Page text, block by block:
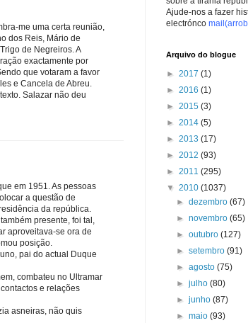
me uma certa reunião,
dos Reis, Mário de
de Negreiros. A
exactamente por
que votaram a favor
e Cancela de Abreu.
Salazar não deu
em 1951. As pessoas
a questão de
da república.
presente, foi tal,
aproveitava-se ora de
posição.
pai do actual Duque
combateu no Ultramar
e relações
asneiras, não quis
Ajude-nos a fazer
electrónco
Arquivo do blogue
► 2017 (1)
► 2016 (1)
► 2015 (3)
► 2014 (5)
► 2013 (17)
► 2012 (93)
► 2011 (295)
▼ 2010 (1037)
►dezembro(67)
►novembro(65)
►outubro(127)
►setembro(91)
►agosto(75)
►julho(80)
►junho(87)
►maio(93)